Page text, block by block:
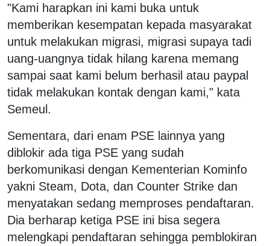
"Kami harapkan ini kami buka untuk
memberikan kesempatan kepada masyarakat
untuk melakukan migrasi, migrasi supaya tadi
uang-uangnya tidak hilang karena memang
sampai saat kami belum berhasil atau paypal
tidak melakukan kontak dengan kami," kata
Semeul.
Sementara, dari enam PSE lainnya yang
diblokir ada tiga PSE yang sudah
berkomunikasi dengan Kementerian Kominfo
yakni Steam, Dota, dan Counter Strike dan
menyatakan sedang memproses pendaftaran.
Dia berharap ketiga PSE ini bisa segera
melengkapi pendaftaran sehingga pemblokiran